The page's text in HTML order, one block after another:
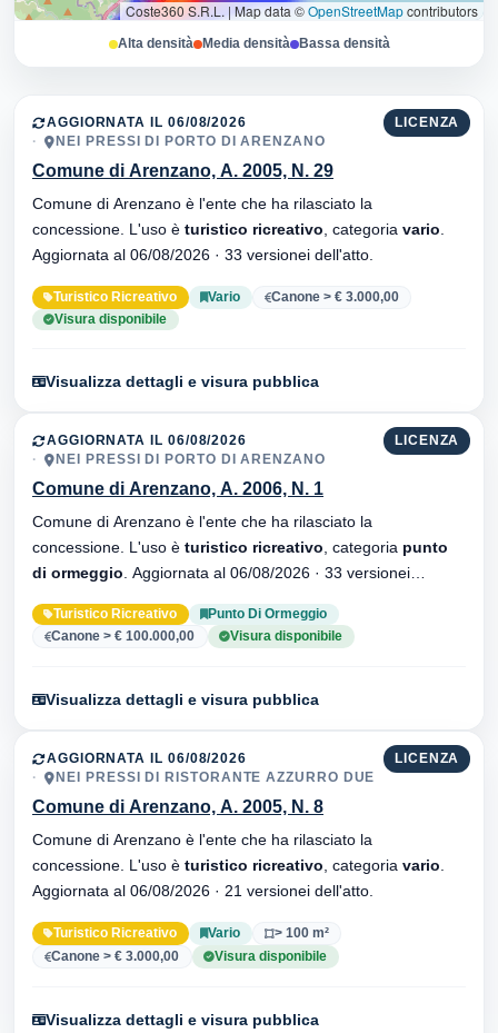
Coste360 S.R.L. | Map data ©OpenStreetMapcontributors
Alta densità Media densità Bassa densità
LICENZA
AGGIORNATA IL 06/08/2026
NEI PRESSI DI PORTO DI ARENZANO
Comune di Arenzano, A. 2005, N. 29
Comune di Arenzano è l'ente che ha rilasciato la
concessione. L'uso è turistico ricreativo , categoria vario
Aggiornata al 06/08/2026 · 33 versionei dell'atto.
Turistico Ricreativo Vario
Canone > € 3.000,00
Visura disponibile
Visualizza dettagli e visura pubblica
LICENZA
AGGIORNATA IL 06/08/2026
NEI PRESSI DI PORTO DI ARENZANO
Comune di Arenzano, A. 2006, N. 1
Comune di Arenzano è l'ente che ha rilasciato la
concessione. L'uso è turistico ricreativo , categoria punto
di ormeggio
Turistico Ricreativo
Punto Di Ormeggio
Canone > € 100.000,00
Visura disponibile
Visualizza dettagli e visura pubblica
LICENZA
AGGIORNATA IL 06/08/2026
NEI PRESSI DI RISTORANTE AZZURRO DUE
Comune di Arenzano, A. 2005, N. 8
Comune di Arenzano è l'ente che ha rilasciato la
concessione. L'uso è turistico ricreativo , categoria vario
Aggiornata al 06/08/2026 · 21 versionei dell'atto.
Turistico Ricreativo Vario
> 100 m²
Canone > € 3.000,00
Visura disponibile
Visualizza dettagli e visura pubblica